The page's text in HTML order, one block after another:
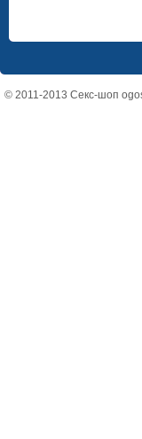
© 2011-2013 Секс-шоп